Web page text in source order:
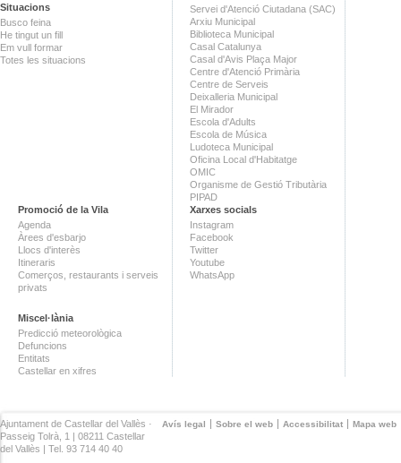
Situacions
Busco feina
He tingut un fill
Em vull formar
Totes les situacions
Servei d'Atenció Ciutadana (SAC)
Arxiu Municipal
Biblioteca Municipal
Casal Catalunya
Casal d'Avis Plaça Major
Centre d'Atenció Primària
Centre de Serveis
Deixalleria Municipal
El Mirador
Escola d'Adults
Escola de Música
Ludoteca Municipal
Oficina Local d'Habitatge
OMIC
Organisme de Gestió Tributària
PIPAD
Promoció de la Vila
Agenda
Àrees d'esbarjo
Llocs d'interès
Itineraris
Comerços, restaurants i serveis
privats
Miscel·lània
Predicció meteorològica
Defuncions
Entitats
Castellar en xifres
Xarxes socials
Instagram
Facebook
Twitter
Youtube
WhatsApp
Avís legal Sobre el web Accessibilitat Mapa web
Ajuntament de Castellar del Vallès ·
Passeig Tolrà, 1 | 08211 Castellar
del Vallès | Tel. 93 714 40 40